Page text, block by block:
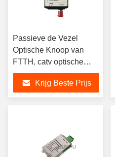
Passieve de Vezel
Optische Knoop van
FTTH, catv optische
ontvangersinput
1100~1650nm voor catv
Krijg Beste Prijs